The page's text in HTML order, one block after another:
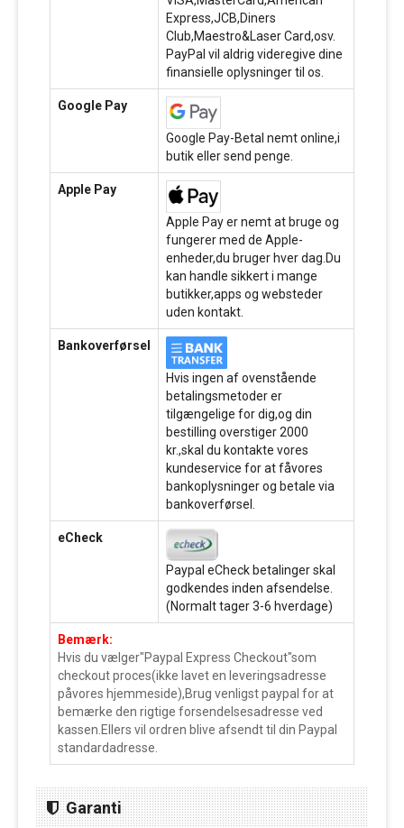
Express,JCB,Diners
Club,Maestro&Laser Card,osv.
PayPal vil aldrig videregive dine
finansielle oplysninger til os.
Google Pay
Google Pay-Betal nemt online,i
butik eller send penge.
Apple Pay
Apple Pay er nemt at bruge og
fungerer med de Apple-
enheder,du bruger hver dag.Du
kan handle sikkert i mange
butikker,apps og websteder
uden kontakt.
Bankoverførsel
Hvis ingen af ovenstående
betalingsmetoder er
tilgængelige for dig,og din
bestilling overstiger 2000
kr.,skal du kontakte vores
kundeservice for at fåvores
bankoplysninger og betale via
bankoverførsel.
eCheck
Paypal eCheck betalinger skal
godkendes inden afsendelse.
(Normalt tager 3-6 hverdage)
Bemærk:
Hvis du vælger"Paypal Express Checkout"som
checkout proces(ikke lavet en leveringsadresse
påvores hjemmeside),Brug venligst paypal for at
bemærke den rigtige forsendelsesadresse ved
kassen.Ellers vil ordren blive afsendt til din Paypal
standardadresse.
Garanti